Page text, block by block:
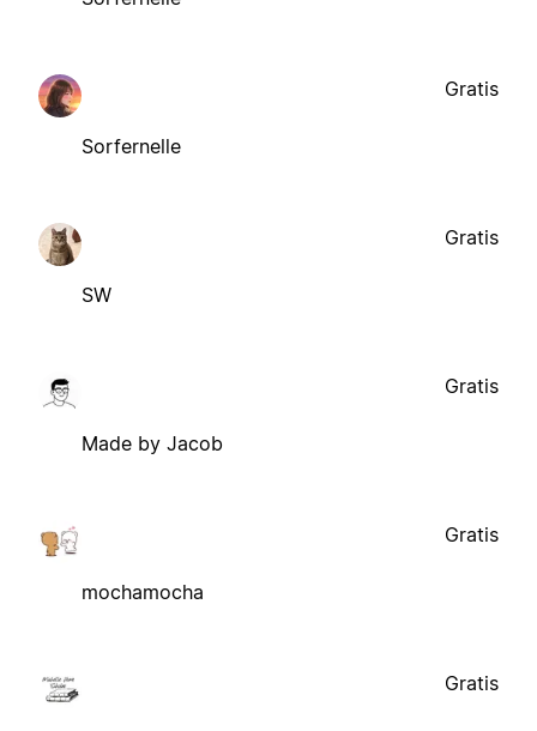
Sorfernelle
Gratis
SW
Gratis
Made by Jacob
Gratis
mochamocha
Gratis
Gratis